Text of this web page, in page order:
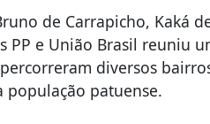
de Carrapicho, Kaká
PP e União Brasil reuniu
diversos
população patuense.